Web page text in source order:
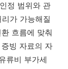
정 범위와 관
가 가능해질
흐름에 맞춰
빙 자료의 자
류비 부가세